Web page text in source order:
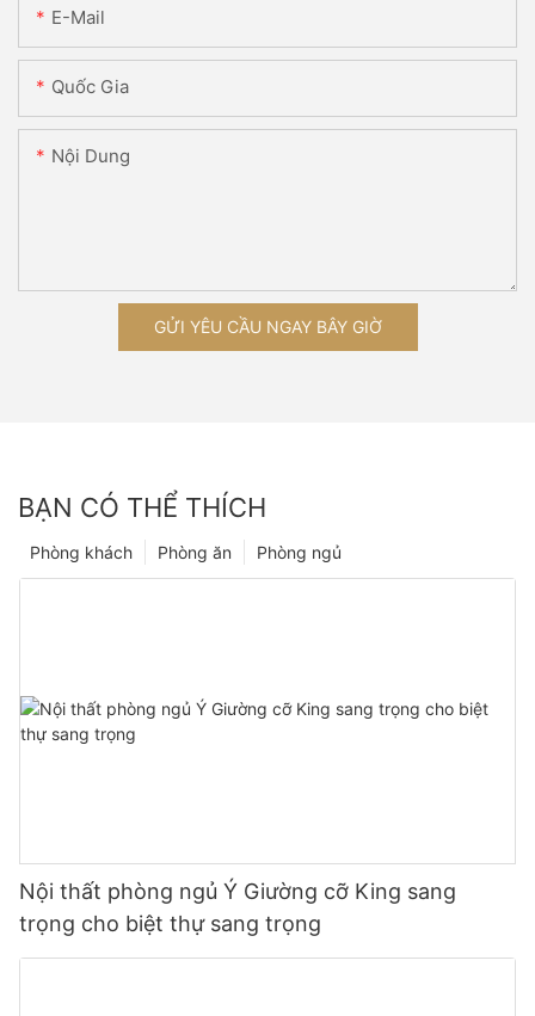
E-Mail
Quốc Gia
Nội Dung
GỬI YÊU CẦU NGAY BÂY GIỜ
BẠN CÓ THỂ THÍCH
Phòng ngủ
Phòng ăn
Phòng khách
Nội thất phòng ngủ Ý Giường cỡ King sang
trọng cho biệt thự sang trọng